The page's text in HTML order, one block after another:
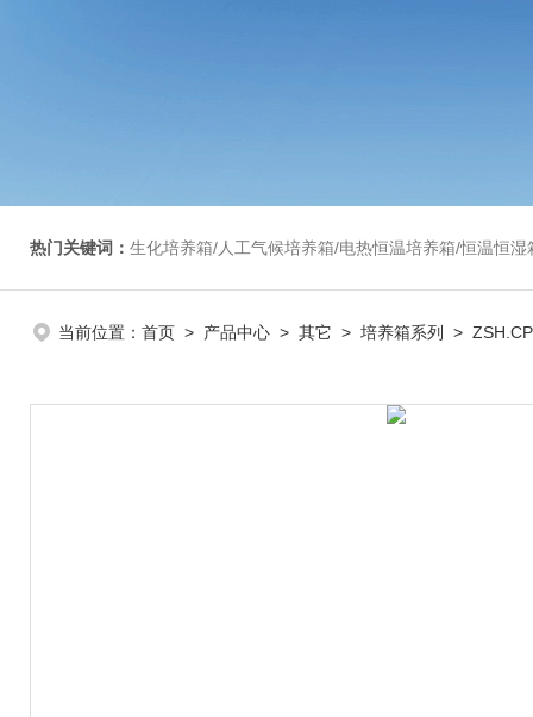
热门关键词： 生化培养箱/人工气候培养箱/电热恒温培养箱/恒温恒湿箱/光照培养箱/二氧化碳培养箱
当前位置： 首页 > 产品中心 > 其它 > 培养箱系列 >